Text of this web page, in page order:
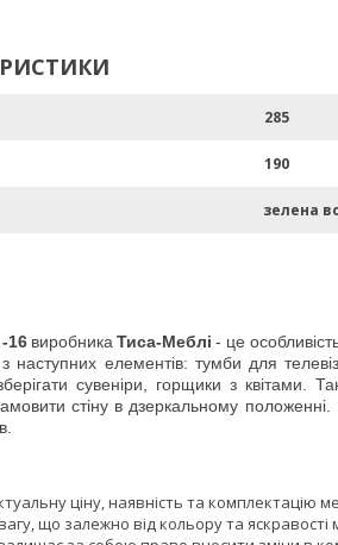
285
190
зелена
-16 виробника Тиса-Меблі - це
з наступних елементів: тумби для
сувеніри, горщики з квітами.
стіну в дзеркальному
ціну, наявність та комплектацію
що залежно від кольору та яскравості